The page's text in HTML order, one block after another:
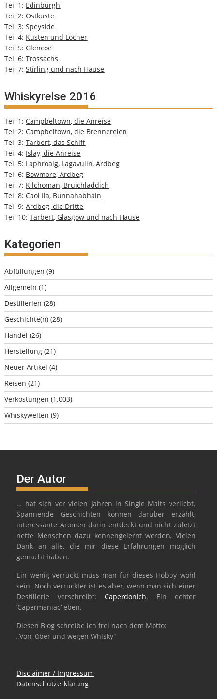
Teil 1: Edinburgh
Teil 2: Ostküste
Teil 3:Speyside
Teil 4: Küsten und Löcher
Teil 5: Glencoe
Teil 6:Trossachs
Teil 7:Stirling und nach Hause
Whiskyreise 2016
Teil 1: Campbeltown, die Anreise
Teil 2: Campbeltown, die Brennereien
Teil 3:Tarbert, das Schiff
Teil 4: Islay, die Anreise
Teil 5: Laphroaig, Lagavulin, Ardbeg
Teil 6: Bowmore, Ardbeg
Teil 7: Kilchoman, Bruichladdich
Teil 8: Caol Ila, Bunnahabhain
Teil 9:Ardbeg, die Dritte
Teil 10:Tarbert, Glasgow und nach Hause
Kategorien
Abfüllungen (9)
Allgemein (1)
Destillerien (28)
Geschichte(n) (28)
Handel (26)
Herstellung (21)
Neuer Artikel (4)
Reisen (21)
Verkostungen (1.003)
Whiskywelten (9)
Der Autor
… hat sich vor vielen Jahren in Single Malts verliebt.
Spannende Geschichten können darüber erzählt,
interessante Aromen darin entdeckt und nicht zuletzt
nette Menschen dazu kennengelernt werden. Vielen
Dank an alle, die mir diese Erfahrungen möglich
gemacht haben.
Ein wenig verrückt muss man für dieses Hobby wohl
sein. Noch verrückter ist es aber, wenn man sich einer
Destillerie verschreibt: Caperdonich. Ein echter
‘Capermaniac‘ eben.
Diesen Blog schreibe ich frei nach dem Motto:
„Von, über und wegen Whisky“
Disclaimer / Impressum
Datenschutzerklärung